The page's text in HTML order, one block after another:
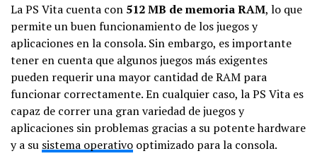
La PS Vita cuenta con 512 MB de memoria RAM, lo que
permite un buen funcionamiento de los juegos y
aplicaciones en la consola. Sin embargo, es importante
tener en cuenta que algunos juegos más exigentes
pueden requerir una mayor cantidad de RAM para
funcionar correctamente. En cualquier caso, la PS Vita es
capaz de correr una gran variedad de juegos y
aplicaciones sin problemas gracias a su potente hardware
y a su sistema operativo optimizado para la consola.